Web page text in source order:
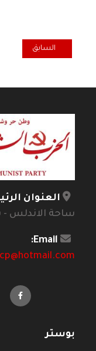
المقال السابق:
السابق
العنوان
ساحة الاندلس -
Email:
بوستر